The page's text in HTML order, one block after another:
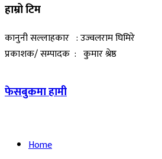
हाम्रो टिम
कानुनी सल्लाहकार : उज्वलराम घिमिरे
प्रकाशक/ सम्पादक : कुमार श्रेष्ठ
फेसबुकमा हामी
Home